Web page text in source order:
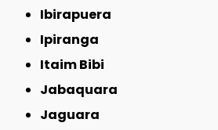
Ibirapuera
Ipiranga
Itaim Bibi
Jabaquara
Jaguara